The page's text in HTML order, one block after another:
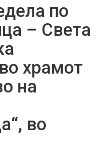
по
– Света
храмот
на
во